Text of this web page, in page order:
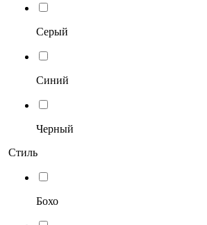
Серый
Синий
Черный
Стиль
Бохо